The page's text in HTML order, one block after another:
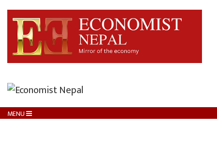
MENU